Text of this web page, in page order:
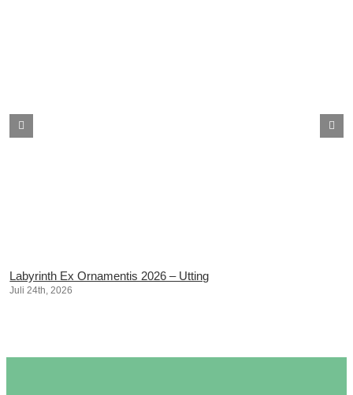
Labyrinth Ex Ornamentis 2026 – Utting
Juli 24th, 2026